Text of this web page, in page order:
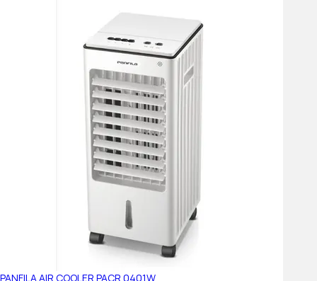
PANFILA AIR COOLER PACR 0401W